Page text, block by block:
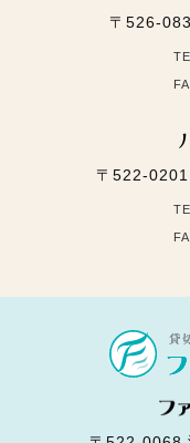
〒526-
〒522-0201